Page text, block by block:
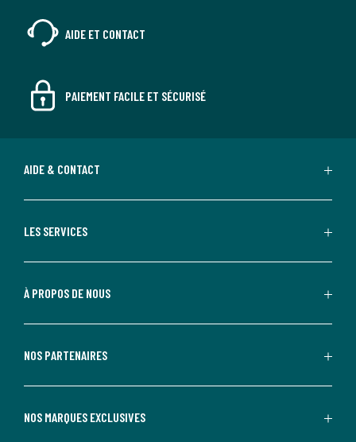
AIDE ET CONTACT
PAIEMENT FACILE ET SÉCURISÉ
AIDE & CONTACT
LES SERVICES
À PROPOS DE NOUS
NOS PARTENAIRES
NOS MARQUES EXCLUSIVES